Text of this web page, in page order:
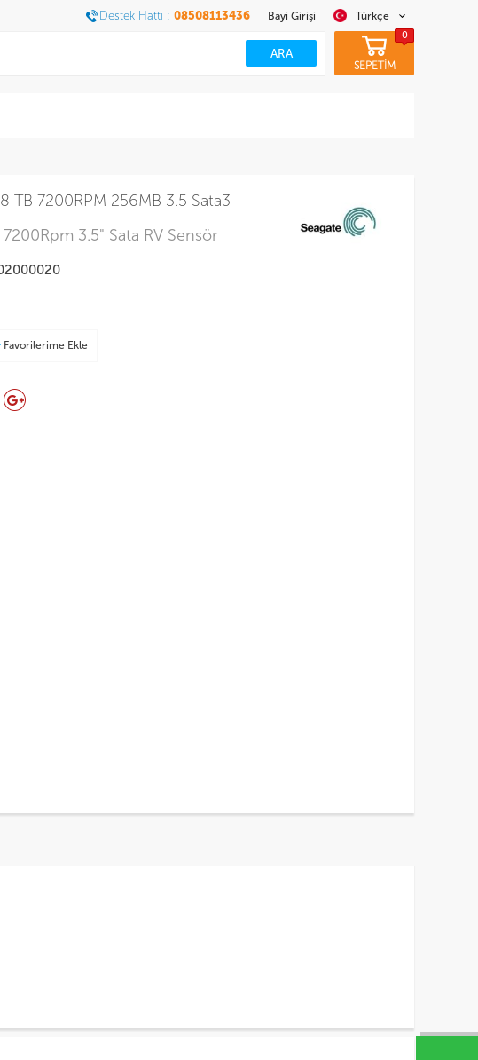
Türkçe
Bayi Girişi
Destek Hattı : 08508113436
SEPETİM
0
TB 7200RPM 256MB 3.5 Sata3
3.5" Sata RV Sensör
Favorilerime Ekle